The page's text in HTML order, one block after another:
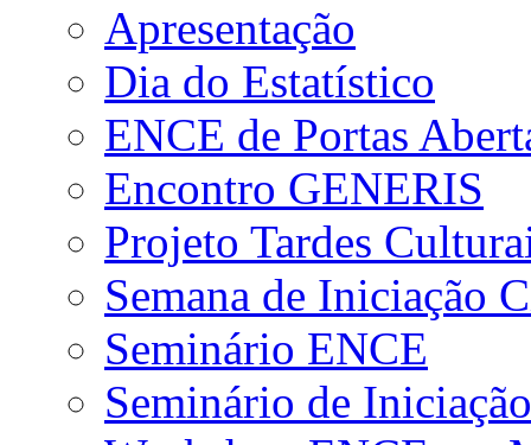
Apresentação
Dia do Estatístico
ENCE de Portas
Encontro GENERIS
Projeto Tardes
Semana de Iniciação
Seminário ENCE
Seminário de